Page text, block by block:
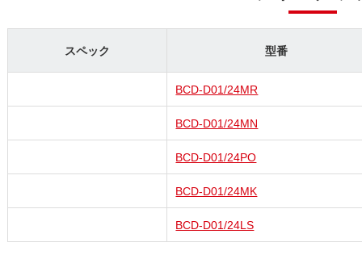
スペック 型番
BCD-D01/24MR
BCD-D01/24MN
BCD-D01/24PO
BCD-D01/24MK
BCD-D01/24LS